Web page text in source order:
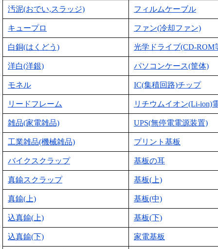
汚泥(おでい,スラッジ) フィルムケーブル
キュープロ ファン(冷却ファン)
白銅(はくどう) 光学ドライブ(CD-ROM
洋白(洋銀) パソコンケース(筐体)
モネル IC(集積回路)チップ
リードフレーム リチウムイオン(Li-ion)
雑品(家電雑品) UPS(無停電電源装置)
工業雑品(機械雑品) プリント基板
バイクスクラップ 基板の耳
真鍮スクラップ 基板(上)
真鍮(上) 基板(中)
込真鍮(上) 基板(下)
込真鍮(下) 家電基板